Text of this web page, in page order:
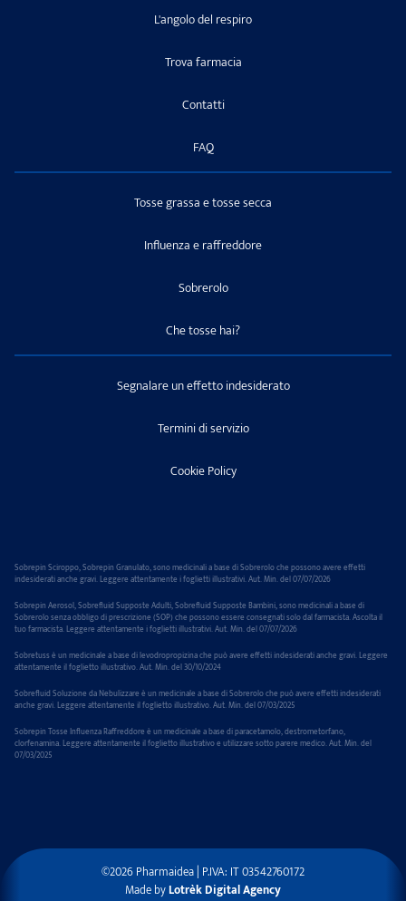
L'angolo del respiro
Trova farmacia
Contatti
FAQ
Tosse grassa e tosse secca
Influenza e raffreddore
Sobrerolo
Che tosse hai?
Segnalare un effetto indesiderato
Termini di servizio
Cookie Policy
Sobrepin Sciroppo, Sobrepin Granulato, sono medicinali a base di Sobrerolo che possono avere effetti
indesiderati anche gravi. Leggere attentamente i foglietti illustrativi. Aut. Min. del 07/07/2026
Sobrepin Aerosol, Sobrefluid Supposte Adulti, Sobrefluid Supposte Bambini, sono medicinali a base di
Sobrerolo senza obbligo di prescrizione (SOP) che possono essere consegnati solo dal farmacista. Ascolta il
tuo farmacista. Leggere attentamente i foglietti illustrativi. Aut. Min. del 07/07/2026
Sobretuss è un medicinale a base di levodropropizina che può avere effetti indesiderati anche gravi. Leggere
attentamente il foglietto illustrativo. Aut. Min. del 30/10/2024
Sobrefluid Soluzione da Nebulizzare è un medicinale a base di Sobrerolo che può avere effetti indesiderati
anche gravi. Leggere attentamente il foglietto illustrativo. Aut. Min. del 07/03/2025
Sobrepin Tosse Influenza Raffreddore è un medicinale a base di paracetamolo, destrometorfano,
clorfenamina. Leggere attentamente il foglietto illustrativo e utilizzare sotto parere medico. Aut. Min. del
07/03/2025
©2026Pharmaidea | P.IVA: IT 03542760172
Made byLotrèk Digital Agency